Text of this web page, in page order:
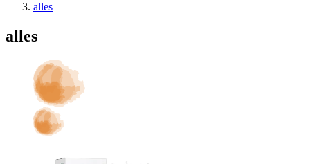
alles
alles